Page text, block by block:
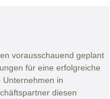
vorausschauend geplant
für eine erfolgreiche
in
diesen